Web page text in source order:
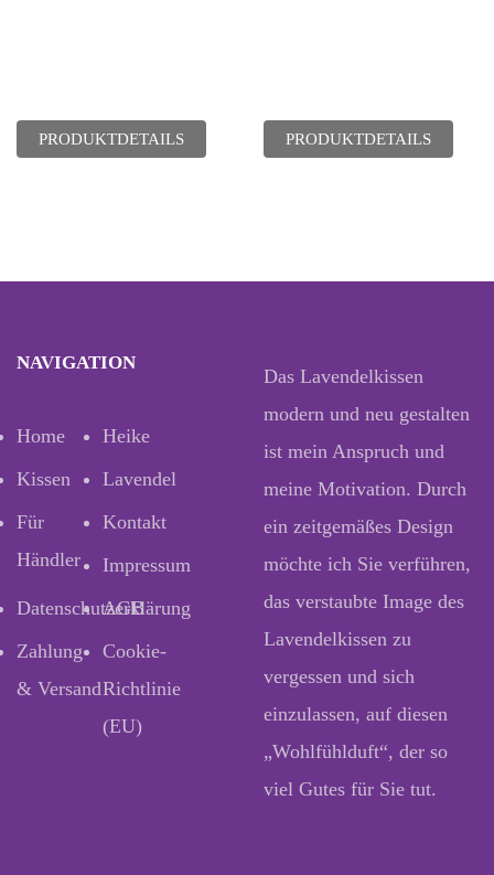
PRODUKTDETAILS PRODUKTDETAILS
NAVIGATION
Home
Heike
Kissen
Lavendel
Für
Händler
Kontakt
Impressum
Datenschutzerklärung
AGB
Zahlung
& Versand
Cookie-
Richtlinie
(EU)
Das Lavendelkissen
modern und neu gestalten
ist mein Anspruch und
meine Motivation. Durch
ein zeitgemäßes Design
möchte ich Sie verführen,
das verstaubte Image des
Lavendelkissen zu
vergessen und sich
einzulassen, auf diesen
„Wohlfühlduft“, der so
viel Gutes für Sie tut.